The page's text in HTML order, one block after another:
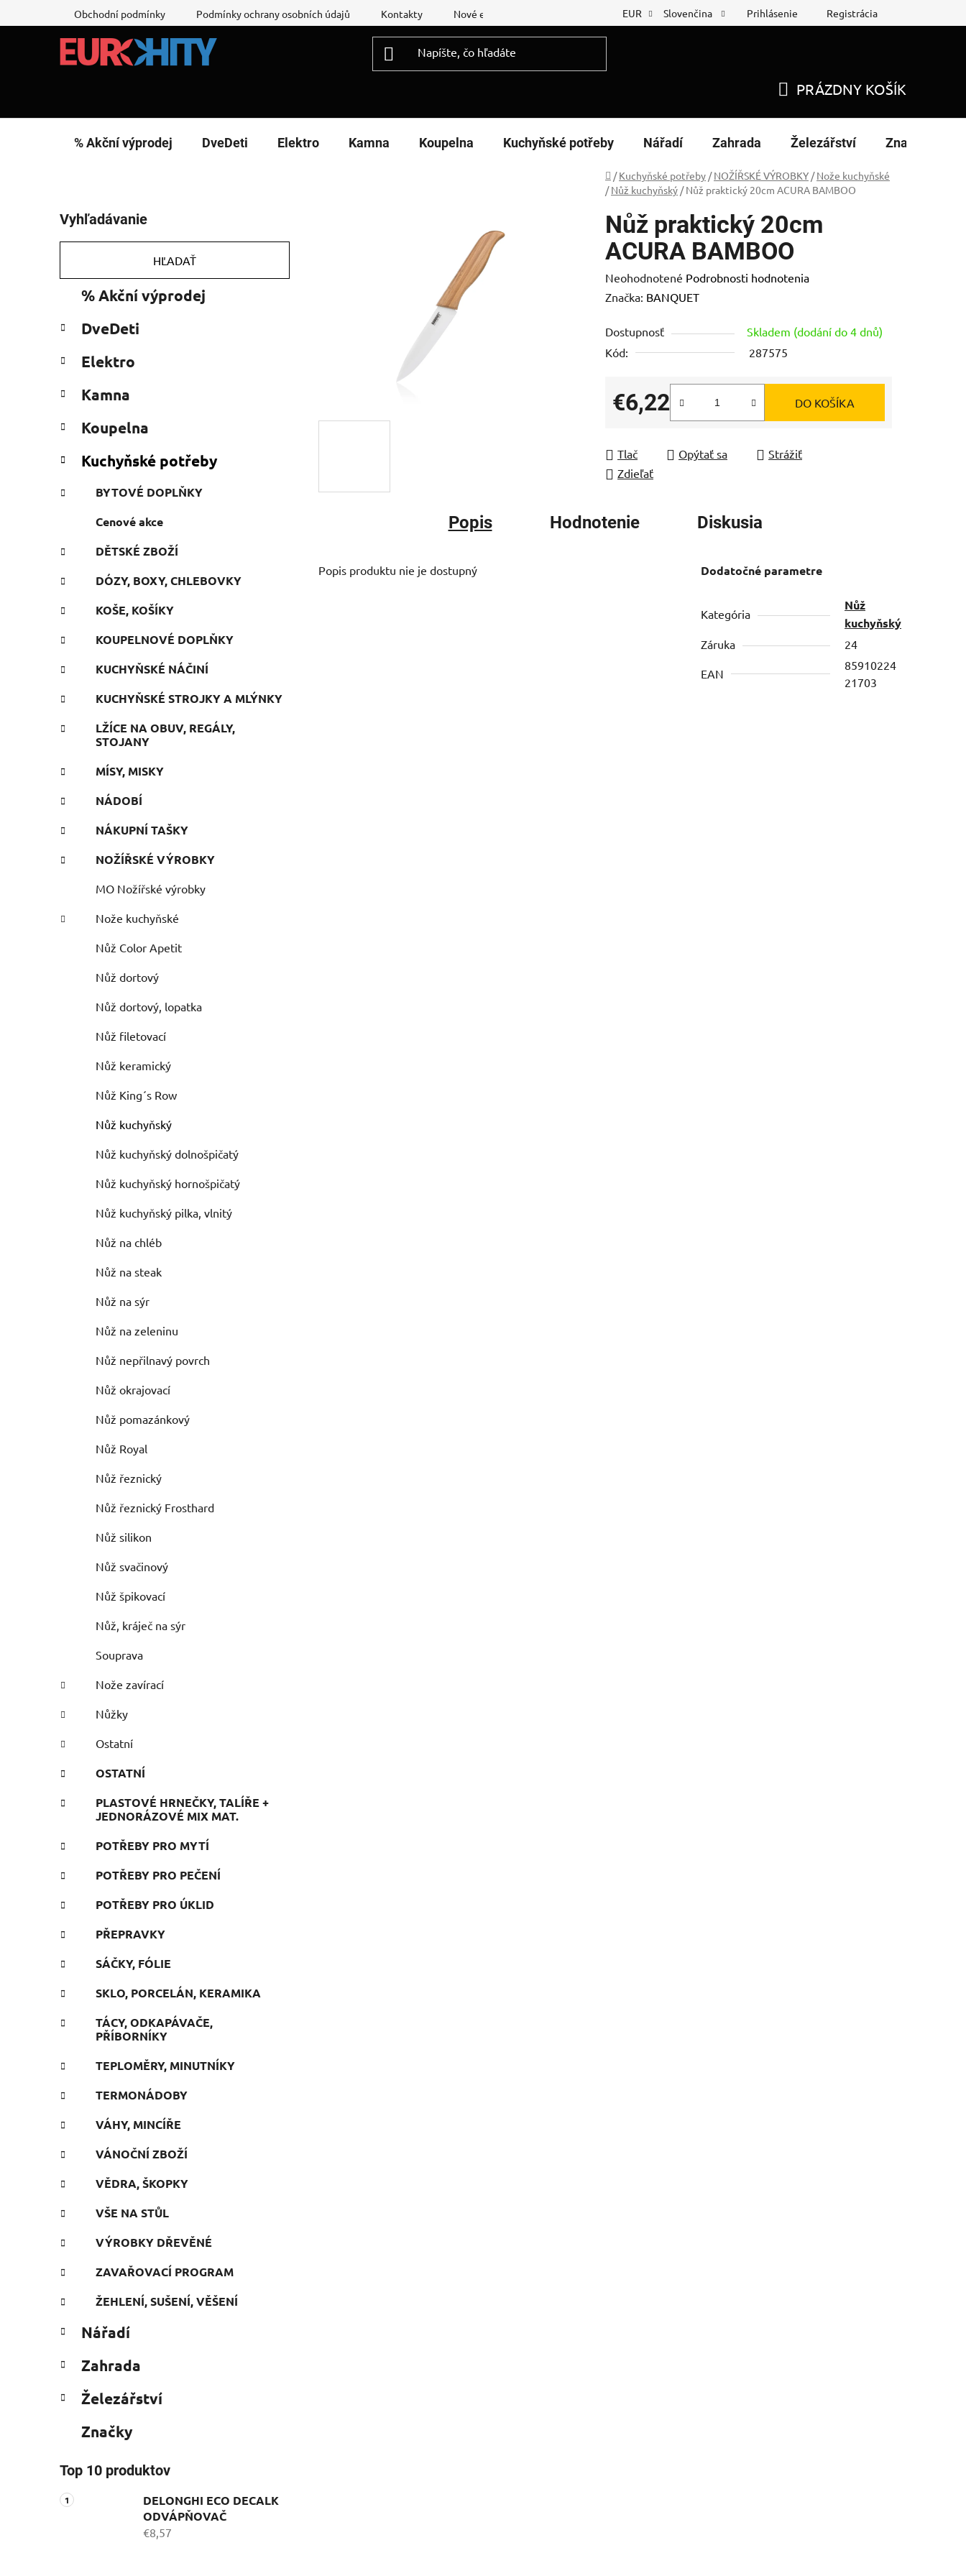
na
Obchodní podmínky Podmínky ochrany osobních údajů Kontakty Nové energetické štítky Reklamační protokol Nákup na splátky
EUR Slovenčina Prihlásenie Registrácia
KOŠÍK
PRÁZDNY KOŠÍK
% Akční výprodej DveDeti Elektro Kamna Koupelna Kuchyňské potřeby Nářadí Zahrada Železářství Značky
Domov
/ Kuchyňské potřeby / NOŽÍŘSKÉ VÝROBKY / Nože kuchyňské
/ Nůž kuchyňský / Nůž praktický 20cm ACURA BAMBOO
o
č
ý
n
e
Vyhľadávanie
HĽADAŤ
kategórie
e
ó
i
% Akční výprodej
DveDeti
Elektro
Kamna
Koupelna
Kuchyňské potřeby
BYTOVÉ DOPLŇKY
Cenové akce
DĚTSKÉ ZBOŽÍ
DÓZY, BOXY, CHLEBOVKY
KOŠE, KOŠÍKY
KOUPELNOVÉ DOPLŇKY
KUCHYŇSKÉ NÁČINÍ
KUCHYŇSKÉ STROJKY A MLÝNKY
LŽÍCE NA OBUV, REGÁLY,
STOJANY
MÍSY, MISKY
NÁDOBÍ
NÁKUPNÍ TAŠKY
NOŽÍŘSKÉ VÝROBKY
MO Nožířské výrobky
Nože kuchyňské
Nůž Color Apetit
Nůž dortový
Nůž dortový, lopatka
Nůž filetovací
Nůž keramický
Nůž King´s Row
Nůž kuchyňský
Nůž kuchyňský dolnošpičatý
Nůž kuchyňský hornošpičatý
Nůž kuchyňský pilka, vlnitý
Nůž na chléb
Nůž na steak
Nůž na sýr
Nůž na zeleninu
Nůž nepřilnavý povrch
Nůž okrajovací
Nůž pomazánkový
Nůž Royal
Nůž řeznický
Nůž řeznický Frosthard
Nůž silikon
Nůž svačinový
Nůž špikovací
Nůž, kráječ na sýr
Souprava
Nože zavírací
Nůžky
Ostatní
OSTATNÍ
PLASTOVÉ HRNEČKY, TALÍŘE +
JEDNORÁZOVÉ MIX MAT.
POTŘEBY PRO MYTÍ
POTŘEBY PRO PEČENÍ
POTŘEBY PRO ÚKLID
PŘEPRAVKY
SÁČKY, FÓLIE
SKLO, PORCELÁN, KERAMIKA
TÁCY, ODKAPÁVAČE,
PŘÍBORNÍKY
TEPLOMĚRY, MINUTNÍKY
TERMONÁDOBY
VÁHY, MINCÍŘE
VÁNOČNÍ ZBOŽÍ
VĚDRA, ŠKOPKY
VŠE NA STŮL
VÝROBKY DŘEVĚNÉ
ZAVAŘOVACÍ PROGRAM
ŽEHLENÍ, SUŠENÍ, VĚŠENÍ
Nářadí
Zahrada
Železářství
Značky
Top 10 produktov
DELONGHI ECO DECALK
ODVÁPŇOVAČ
€8,57
Nůž praktický 20cm
ACURA BAMBOO
Priemerné
hodnotenie
je
0,0
hviezdičiek.
Neohodnotené Podrobnosti hodnotenia
Značka: BANQUET
Dostupnosť
Skladem (dodání do 4 dnů)
Kód:
287575
€6,22
Jednotková cena:
DO KOŠÍKA
Tlač Opýtať sa
Strážiť
Zdieľať
Popis Hodnotenie Diskusia
Popis produktu nie je dostupný Dodatočné parametre
Kategória
Nůž
kuchyňský
Záruka 24
EAN
85910224
21703